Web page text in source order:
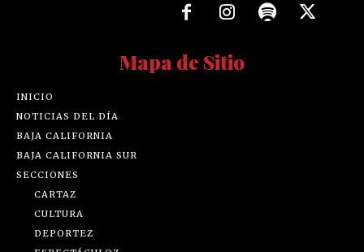
Mapa de Sitio
INICIO
NOTICIAS DEL DÍA
BAJA CALIFORNIA
BAJA CALIFORNIA SUR
SECCIONES
CARTAZ
CULTURA
DEPORTEZ